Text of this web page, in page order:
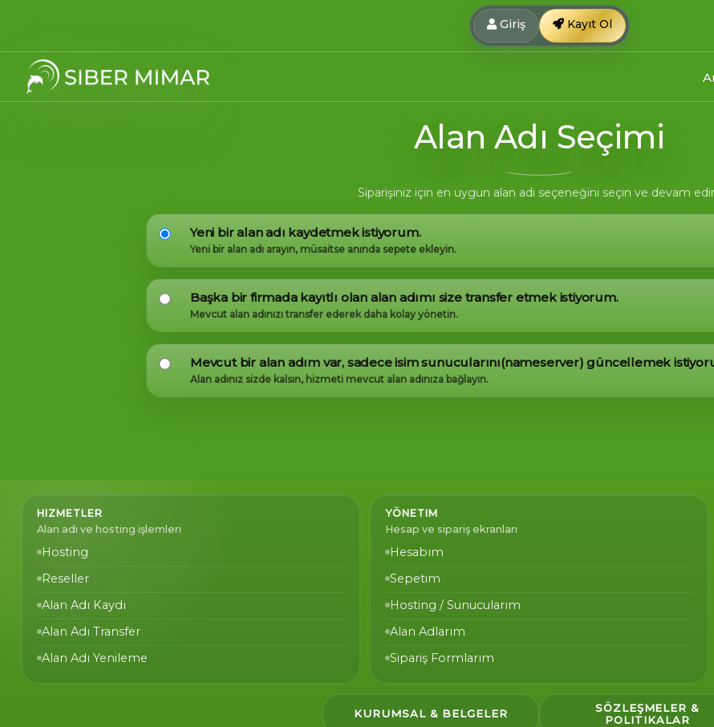
Giriş Kayıt Ol
Alan Adı Seçimi
Siparişiniz için en uygun alan adı seçeneğini seçin ve devam
Yeni bir alan adı kaydetmek istiyorum.
Yeni bir alan adı arayın, müsaitse anında sepete ekleyin.
Başka bir firmada kayıtlı olan alan adımı size transfer etmek istiyorum.
Mevcut alan adınızı transfer ederek daha kolay yönetin.
Mevcut bir alan adım var, sadece isim sunucularını(nameserver) güncellemek
Alan adınız sizde kalsın, hizmeti mevcut alan adınıza bağlayın.
HIZMETLER
Alan adı ve hosting işlemleri
Hosting
Reseller
Alan Adı Kaydı
Alan Adı Transfer
Alan Adı Yenileme
YÖNETIM
Hesap ve sipariş ekranları
Hesabım
Sepetim
Hosting / Sunucularım
Alan Adlarım
Sipariş Formlarım
KURUMSAL & BELGELER
SÖZLEŞMELER &
POLITIKALAR
0 Sepetim